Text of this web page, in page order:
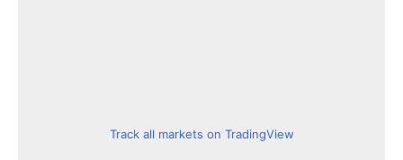
Track all markets on TradingView